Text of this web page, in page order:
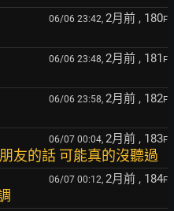
06/06 23:42, 2月前 , 180F
06/06 23:48, 2月前 , 181 F
06/06 23:58, 2月前 , 182F
06/07 00:04, 2月前 , 183F
友的話 可能真的沒聽過
06/07 00:12, 2月前 , 184F